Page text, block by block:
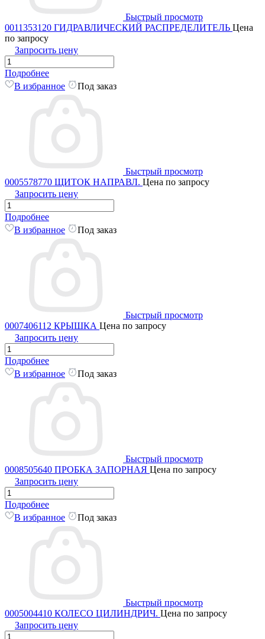
Быстрый просмотр
0011353120 ГИДРАВЛИЧЕСКИЙ РАСПРЕДЕЛИТЕЛЬ Цена
по запросу
Запросить цену
Подробнее
В избранное
Под заказ
Быстрый просмотр
0005578770 ЩИТОК НАПРАВЛ. Цена по запросу
Запросить цену
Подробнее
В избранное
Под заказ
Быстрый просмотр
0007406112 КРЫШКА Цена по запросу
Запросить цену
Подробнее
В избранное
Под заказ
Быстрый просмотр
0008505640 ПРОБКА ЗАПОРНАЯ Цена по запросу
Запросить цену
Подробнее
В избранное
Под заказ
Быстрый просмотр
0005004410 КОЛЕСО ЦИЛИНДРИЧ. Цена по запросу
Запросить цену